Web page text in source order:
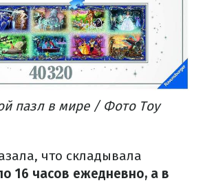
пазл в мире / Фото Toy
что складывала
16 часов ежедневно, а в